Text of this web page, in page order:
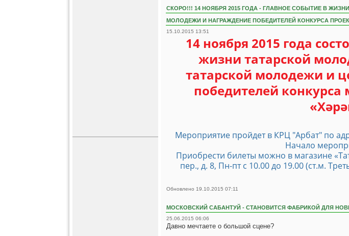
СКОРО!!! 14 НОЯБРЯ 2015 ГОДА - ГЛАВНОЕ СОБЫТИЕ В
МОЛОДЕЖИ И НАГРАЖДЕНИЕ ПОБЕДИТЕЛЕЙ КОНКУРСА
15.10.2015 13:51
14 ноября 2015 года
жизни татарской
татарской молодежи и
победителей
Мероприятие пройдет в КРЦ "Арбат" по
Начало
Приобрести билеты можно в магазине
пер., д. 8, Пн-пт с 10.00 до 19.00 (ст.м.
Обновлено 19.10.2015 07:11
МОСКОВСКИЙ САБАНТУЙ - СТАНОВИТСЯ ФАБРИКОЙ ДЛЯ
25.06.2015 06:06
Давно мечтаете о большой сцене?